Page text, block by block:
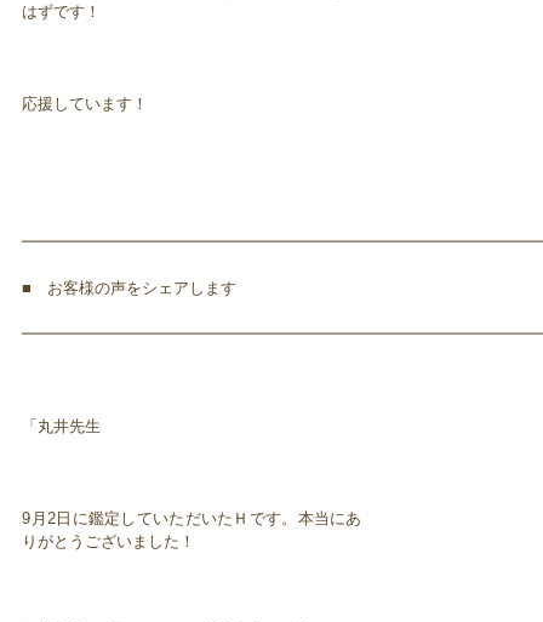
はずです！
応援しています！
■ お客様の声をシェアします
「丸井先生
9月2日に鑑定していただいたＨです。本当にあ
りがとうございました！